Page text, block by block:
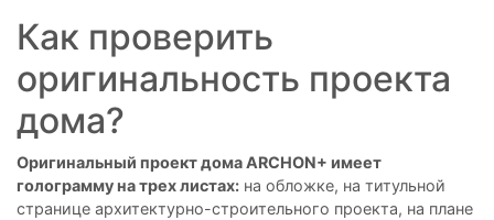
Как проверить
оригинальность проекта
дома?
Оригинальный проект дома ARCHON+ имеет
голограмму на трех листах: на обложке, на титульной
странице архитектурно-строительного проекта, на плане